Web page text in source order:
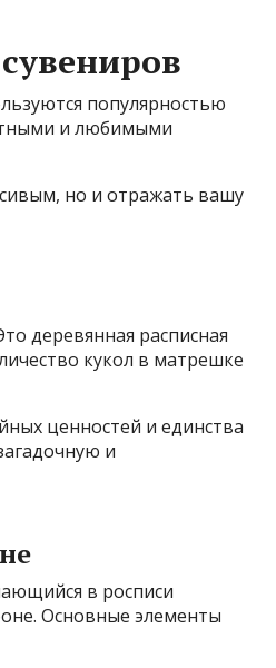
популярностью
и любимыми
но и отражать вашу
деревянная расписная
кукол в матрешке
ценностей и единства
и
в росписи
Основные элементы